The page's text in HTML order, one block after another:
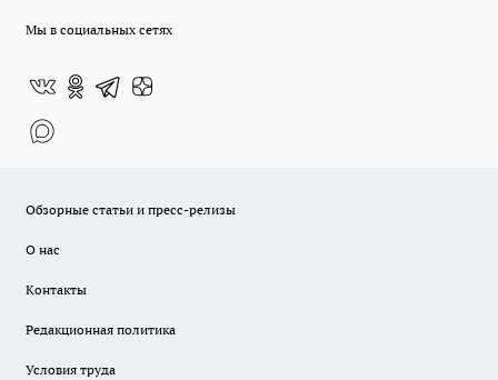
Мы в социальных сетях
Обзорные статьи и пресс-релизы
О нас
Контакты
Редакционная политика
Условия труда